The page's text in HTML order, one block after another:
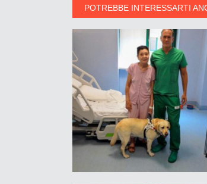
POTREBBE INTERESSARTI